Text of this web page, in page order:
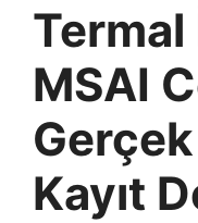
Termal
MSAI
Gerçek
Kayıt